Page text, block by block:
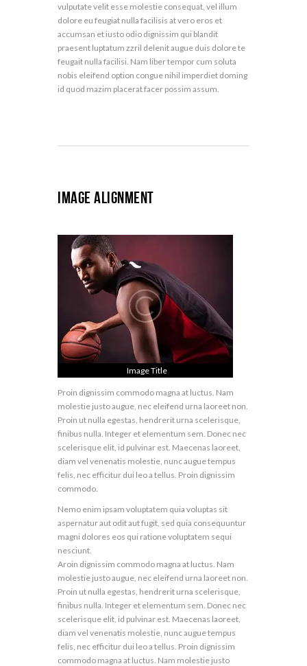
vulputate velit esse molestie consequat, vel illum
dolore eu feugiat nulla facilisis at vero eros et
accumsan et iusto odio dignissim qui blandit
praesent luptatum zzril delenit augue duis dolore te
feugait nulla facilisi. Nam liber tempor cum soluta
nobis eleifend option congue nihil imperdiet doming
id quod mazim placerat facer possim assum.
Image Alignment
Image Title
Proin dignissim commodo magna at luctus. Nam
molestie justo augue, nec eleifend urna laoreet non.
Proin ut nulla egestas, hendrerit urna scelerisque,
finibus nulla. Integer et elementum sem. Donec nec
scelerisque elit, id pulvinar est. Maecenas laoreet,
diam vel venenatis molestie, nunc augue tempus
felis, nec efficitur dui leo a tellus. Proin dignissim
commodo.
Nemo enim ipsam voluptatem quia voluptas sit
aspernatur aut odit aut fugit, sed quia consequuntur
magni dolores eos qui ratione voluptatem sequi
nesciunt.
Aroin dignissim commodo magna at luctus. Nam
molestie justo augue, nec eleifend urna laoreet non.
Proin ut nulla egestas, hendrerit urna scelerisque,
finibus nulla. Integer et elementum sem. Donec nec
scelerisque elit, id pulvinar est. Maecenas laoreet,
diam vel venenatis molestie, nunc augue tempus
felis, nec efficitur dui leo a tellus. Proin dignissim
commodo magna at luctus. Nam molestie justo